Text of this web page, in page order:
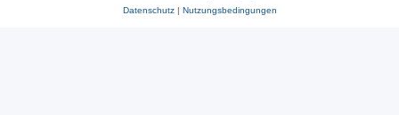
Datenschutz| Nutzungsbedingungen